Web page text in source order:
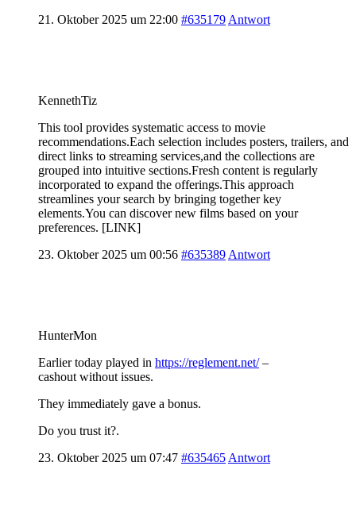
21. Oktober 2025 um 22:00 #635179 Antwort
KennethTiz
This tool provides systematic access to movie
recommendations.Each selection includes posters, trailers, and
direct links to streaming services,and the collections are
grouped into intuitive sections.Fresh content is regularly
incorporated to expand the offerings.This approach
streamlines your search by bringing together key
elements.You can discover new films based on your
preferences. [LINK]
23. Oktober 2025 um 00:56 #635389 Antwort
HunterMon
Earlier today played in https://reglement.net/–
cashout without issues.
They immediately gave a bonus.
Do you trust it?.
23. Oktober 2025 um 07:47 #635465 Antwort